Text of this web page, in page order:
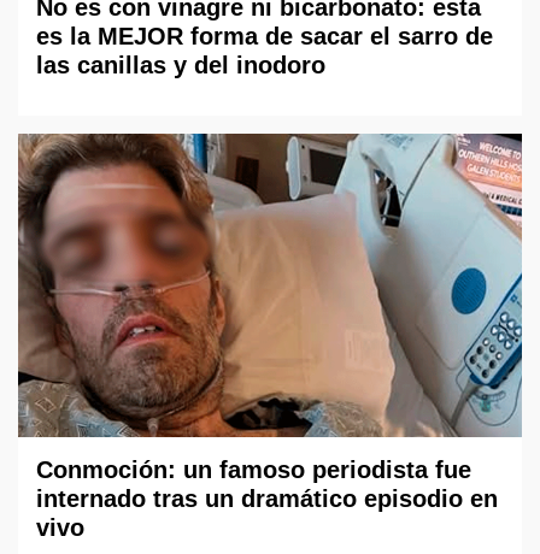
No es con vinagre ni bicarbonato: esta
es la MEJOR forma de sacar el sarro de
las canillas y del inodoro
Conmoción: un famoso periodista fue
internado tras un dramático episodio en
vivo